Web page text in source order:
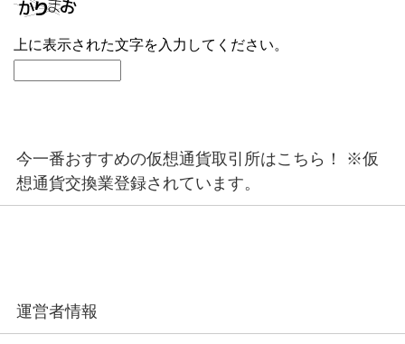
上に表示された文字を入力してください。
今一番おすすめの仮想通貨取引所はこちら！ ※仮
想通貨交換業登録されています。
運営者情報